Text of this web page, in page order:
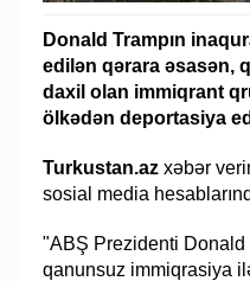
Donald Trampın
edilən qərara əsasən,
daxil olan immiqrant
ölkədən deportasiya
Turkustan.az xəbər
sosial media
"ABŞ Prezidenti Donald
qanunsuz immiqrasiya